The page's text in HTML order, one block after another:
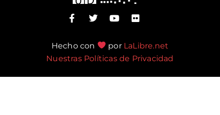
Hecho con por LaLibre.net
Nuestras Políticas de Privacidad